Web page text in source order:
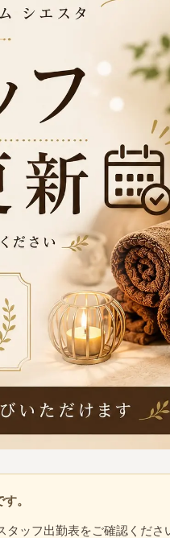
。
ッフ出勤表をご確認くださ